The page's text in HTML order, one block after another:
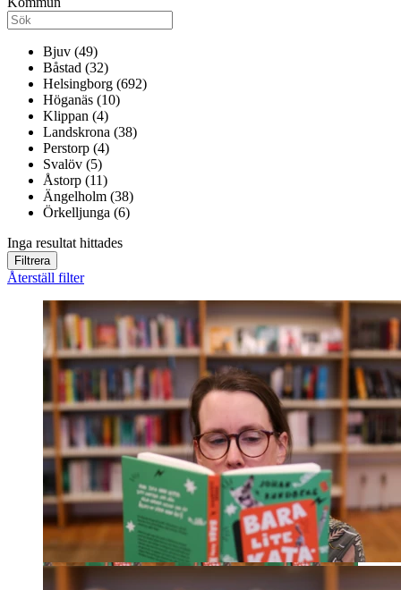
Bjuv (49)
Båstad (32)
Helsingborg (692)
Höganäs (10)
Klippan (4)
Landskrona (38)
Perstorp (4)
Svalöv (5)
Åstorp (11)
Ängelholm (38)
Örkelljunga (6)
Inga resultat hittades
Filtrera
Återställ filter